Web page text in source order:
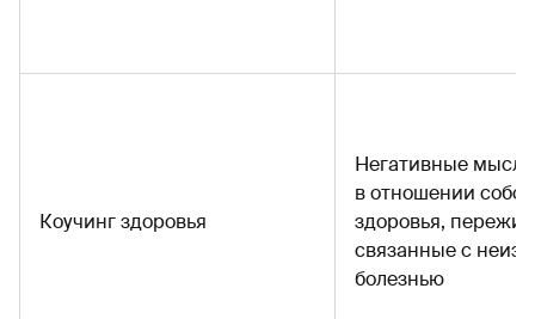
Коучинг здоровья
Негативные
в отношении
здоровья,
связанные с
болезнью